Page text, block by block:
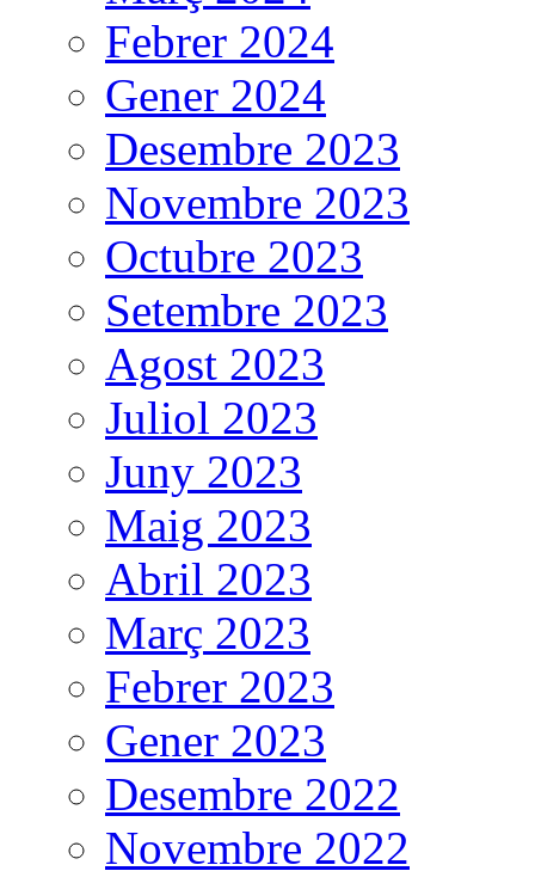
Febrer 2024
Gener 2024
Desembre 2023
Novembre 2023
Octubre 2023
Setembre 2023
Agost 2023
Juliol 2023
Juny 2023
Maig 2023
Abril 2023
Març 2023
Febrer 2023
Gener 2023
Desembre 2022
Novembre 2022